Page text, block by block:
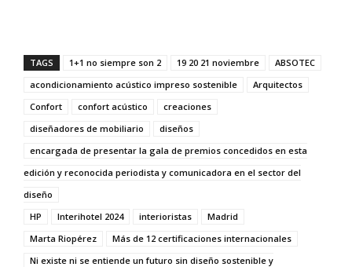
TAGS 1+1 no siempre son 2 19 20 21 noviembre
ABSOTEC
acondicionamiento acústico impreso sostenible
Arquitectos
Confort
confort acústico
creaciones
diseñadores de mobiliario
diseños
encargada de presentar la gala de premios concedidos en esta
edición y reconocida periodista y comunicadora en el sector del
diseño
HP
Interihotel 2024 interioristas
Madrid
Marta Riopérez
Más de 12 certificaciones internacionales
Ni existe ni se entiende un futuro sin diseño sostenible y